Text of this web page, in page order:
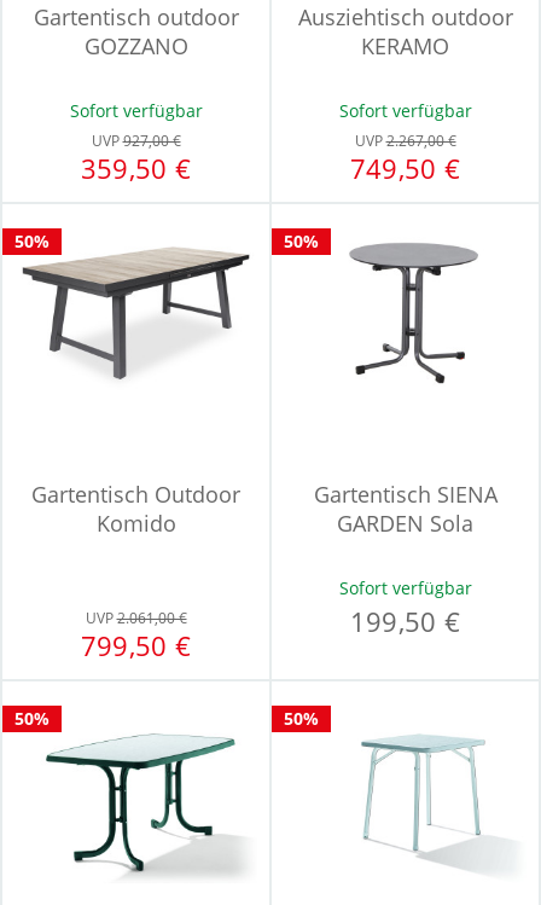
Gartentisch outdoor
GOZZANO
Sofort verfügbar
UVP927,00 €
359,50 €
Ausziehtisch outdoor
KERAMO
Sofort verfügbar
UVP2.267,00 €
749,50 €
50%
Gartentisch Outdoor
Komido
UVP2.061,00 €
799,50 €
50%
Gartentisch SIENA
GARDEN Sola
Sofort verfügbar
199,50 €
50% 50%